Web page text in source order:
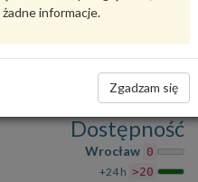
informacje.
Zgadzam się
pła
Dostępność
Wrocław 0
+24 h >20